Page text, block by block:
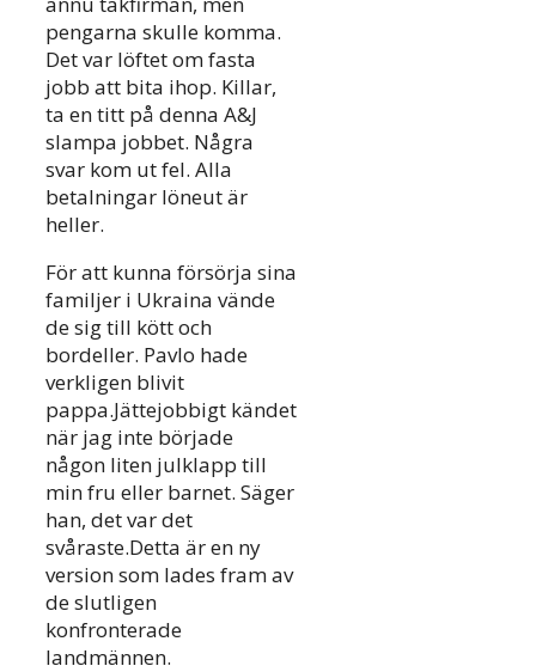
pengarna skulle komma.
Det var löftet om fasta
jobb att bita ihop. Killar,
ta en titt på denna A&J
slampa jobbet. Några
svar kom ut fel. Alla
betalningar löneut är
heller.
För att kunna försörja sina
familjer i Ukraina vände
de sig till kött och
bordeller. Pavlo hade
verkligen blivit
pappa.Jättejobbigt kändet
när jag inte började
någon liten julklapp till
min fru eller barnet. Säger
han, det var det
svåraste.Detta är en ny
version som lades fram av
de slutligen
konfronterade
landmännen.